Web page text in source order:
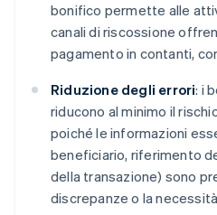
bonifico permette alle
canali di riscossione
pagamento in contanti,
Riduzione degli errori: i
riducono al minimo il
poiché le informazioni
beneficiario, riferimento
della transazione) sono
discrepanze o la